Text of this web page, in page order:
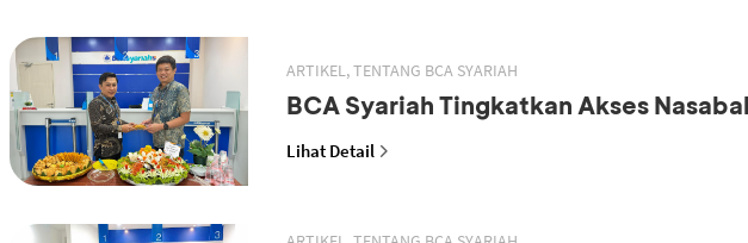
ARTIKEL, TENTANG BCA SYARIAH
BCA Syariah Tingkatkan Akses
Lihat Detail